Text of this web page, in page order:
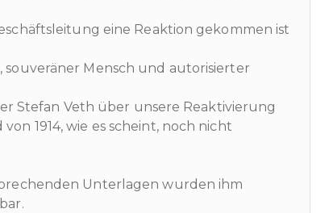
eine Reaktion gekommen ist
souveräner Mensch und autorisierter
Stefan Veth über unsere Reaktivierung
1914, wie es scheint, noch nicht
Unterlagen wurden ihm